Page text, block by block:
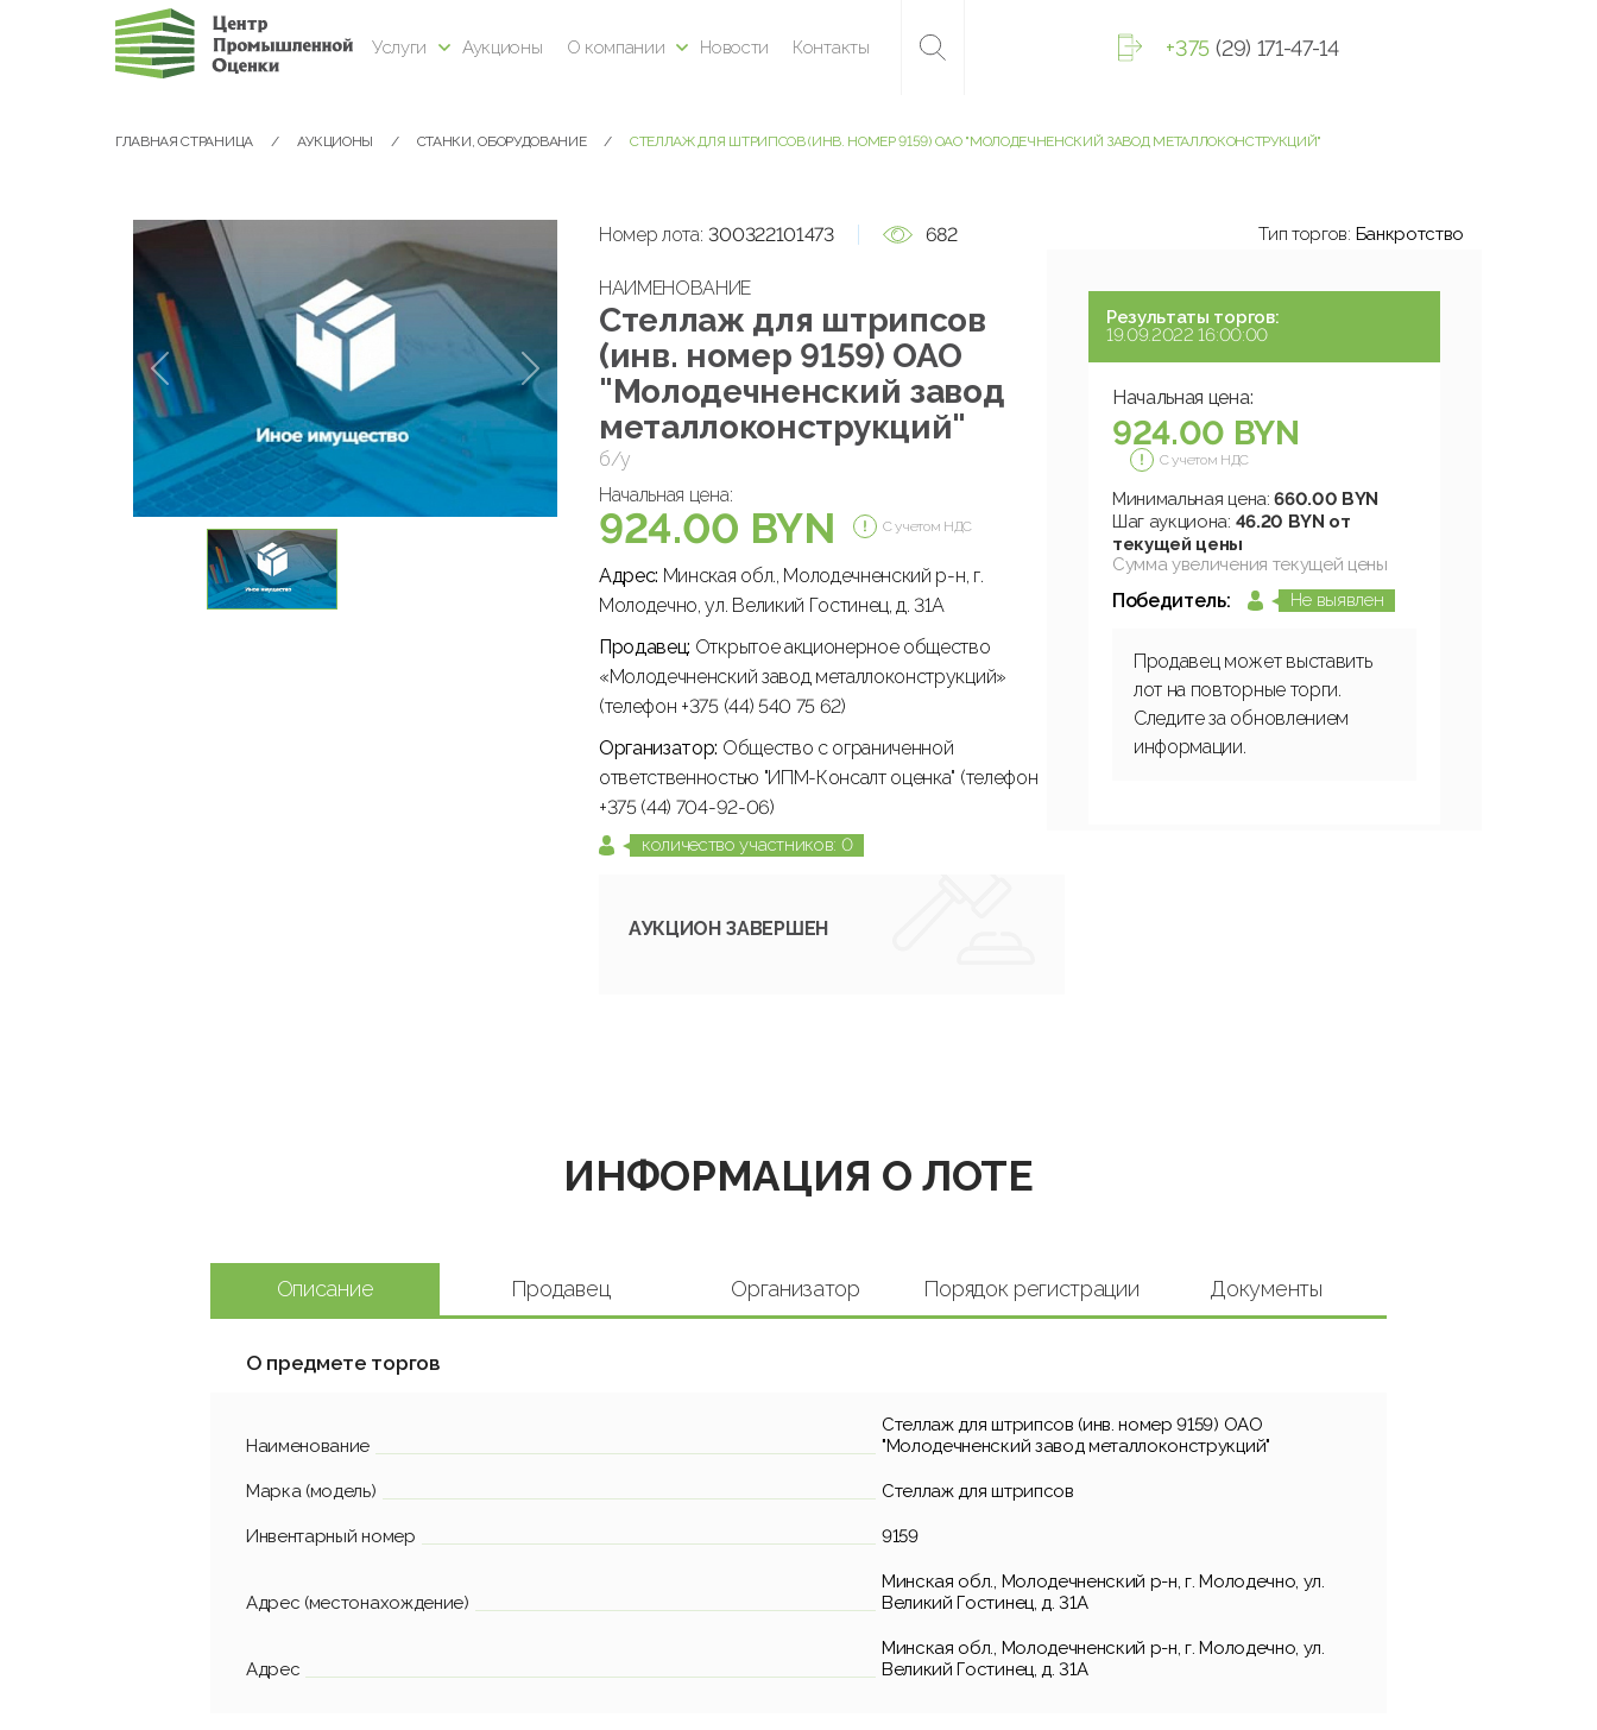
Услуги Аукционы О компании Новости Контакты +375 (29) 171-47-14
ГЛАВНАЯ СТРАНИЦА АУКЦИОНЫ СТАНКИ, ОБОРУДОВАНИЕ СТЕЛЛАЖ ДЛЯ ШТРИПСОВ (ИНВ. НОМЕР 9159) ОАО "МОЛОДЕЧНЕНСКИЙ ЗАВОД МЕТАЛЛОКОНСТРУКЦИЙ"
Номер лота: 300322101473 682
НАИМЕНОВАНИЕ
Стеллаж для штрипсов
(инв. номер 9159) ОАО
"Молодечненский завод
металлоконструкций"
б/у
Начальная цена:
924.00 BYN С учетом НДС
Адрес: Минская обл., Молодечненский р-н, г.
Молодечно, ул. Великий Гостинец, д. 31А
Продавец: Открытое акционерное общество
«Молодечненский завод металлоконструкций»
(телефон +375 (44) 540 75 62)
Организатор: Общество с ограниченной
ответственностью "ИПМ-Консалт оценка" (телефон
+375 (44) 704-92-06)
количество участников: 0
АУКЦИОН ЗАВЕРШЕН
Тип торгов: Банкротство
Результаты торгов:
19.09.2022 16:00:00
Начальная цена:
924.00 BYN
С учетом НДС
Минимальная цена:660.00 BYN
Шаг аукциона: 46.20 BYN от
текущей цены
Сумма увеличения текущей цены
Победитель: Не выявлен
Продавец может выставить
лот на повторные торги.
Следите за обновлением
информации.
ИНФОРМАЦИЯ О ЛОТЕ
Описание Продавец Организатор Порядок регистрации Документы
О предмете торгов
Наименование
Стеллаж для штрипсов (инв. номер 9159) ОАО
"Молодечненский завод металлоконструкций"
Марка (модель) Стеллаж для штрипсов
Инвентарный номер 9159
Адрес (местонахождение)
Минская обл., Молодечненский р-н, г. Молодечно, ул.
Великий Гостинец, д. 31А
Адрес
Минская обл., Молодечненский р-н, г. Молодечно, ул.
Великий Гостинец, д. 31А